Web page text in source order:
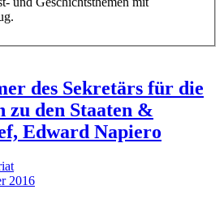
des Sekretärs für die
zu den Staaten &
Edward Napiero
2016